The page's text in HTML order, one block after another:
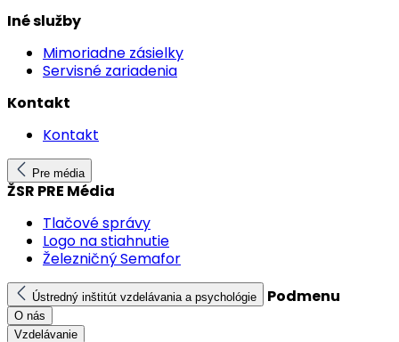
Iné služby
Mimoriadne zásielky
Servisné zariadenia
Kontakt
Kontakt
Pre média
ŽSR PRE Média
Tlačové správy
Logo na stiahnutie
Železničný Semafor
Ústredný inštitút vzdelávania a psychológie Podmenu
O nás
Vzdelávanie